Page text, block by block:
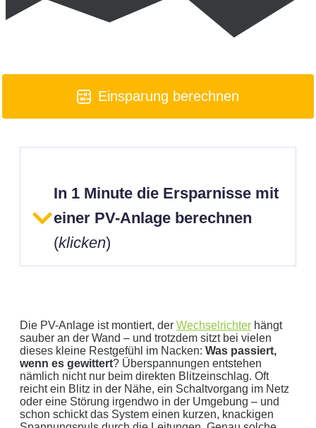
Einsparung berechnen
In 1 Minute die Ersparnisse mit
einer PV-Anlage berechnen
(klicken)
Geben Sie hier Ihren jährlichen Stromverbrauch an
kWh
Wir empfehlen: kWp Anlage sowie einenkWp
Die PV-Anlage ist montiert, der Wechselrichter hängt
sauber an der Wand – und trotzdem sitzt bei vielen
dieses kleine Restgefühl im Nacken: Was passiert,
wenn es gewittert? Überspannungen entstehen
nämlich nicht nur beim direkten Blitzeinschlag. Oft
reicht ein Blitz in der Nähe, ein Schaltvorgang im Netz
oder eine Störung irgendwo in der Umgebung – und
schon schickt das System einen kurzen, knackigen